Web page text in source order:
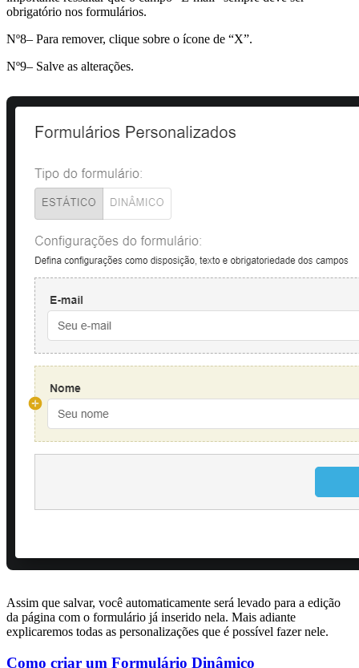
obrigatório nos formulários.
Nº8– Para remover, clique sobre o ícone de “X”.
Nº9– Salve as alterações.
Assim que salvar, você automaticamente será levado para a edição
da página com o formulário já inserido nela. Mais adiante
explicaremos todas as personalizações que é possível fazer nele.
Como criar um Formulário Dinâmico